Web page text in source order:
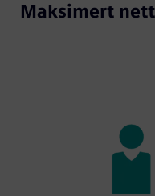
Maksimert